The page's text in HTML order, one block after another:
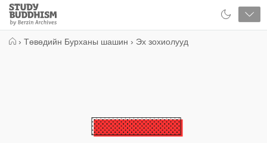
Close
Study
Buddhism
› Төвөдийн Бурханы шашин › Эх зохиолууд